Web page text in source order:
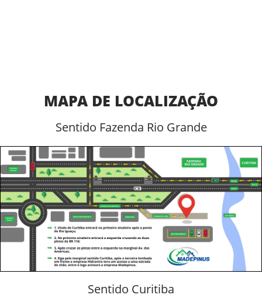
MAPA DE LOCALIZAÇÃO
Sentido Fazenda Rio Grande
Sentido Curitiba